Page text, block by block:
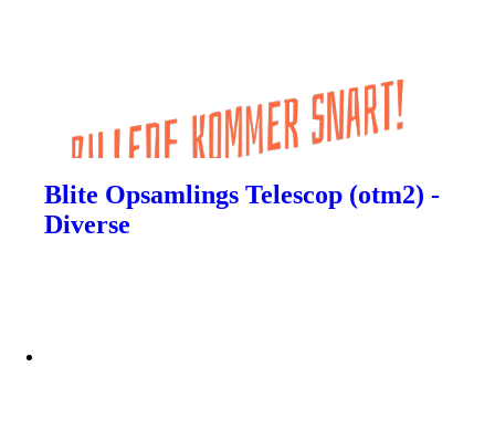
Blite Opsamlings Telescop (otm2) -
Diverse